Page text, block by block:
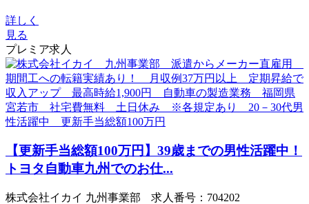
詳しく
見る
プレミア求人
【更新手当総額100万円】39歳までの男性活躍中！
トヨタ自動車九州でのお仕...
株式会社イカイ 九州事業部 求人番号：704202